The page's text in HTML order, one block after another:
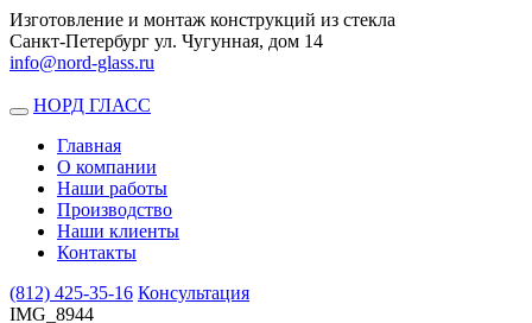
Изготовление и монтаж конструкций из стекла
Санкт-Петербург ул. Чугунная, дом 14
info@nord-glass.ru
Toggle
navigation
НОРД ГЛАСС
Главная
О компании
Наши работы
Производство
Наши клиенты
Контакты
(812) 425-35-16 Консультация
IMG_8944